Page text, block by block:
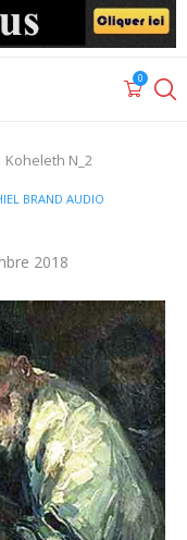
0
Koheleth N_2
BRAND AUDIO
2018